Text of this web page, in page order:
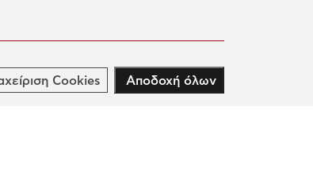
& ΑΝΑΠΤΥΞΗ
Cookies
Αποδοχή όλων